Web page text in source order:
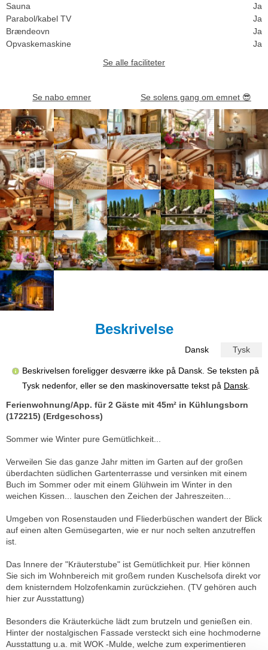
Sauna
Ja
Parabol/kabel TV
Ja
Brændeovn
Ja
Opvaskemaskine
Ja
Se alle faciliteter
Se nabo emner Se solens gang om emnet 😎
Beskrivelse
Dansk Tysk
Beskrivelsen foreligger desværre ikke på Dansk. Se teksten på
Tysk nedenfor, eller se den maskinoversatte tekst på Dansk
Ferienwohnung/App. für 2 Gäste mit 45m² in Kühlungsborn
(172215) (Erdgeschoss)
Sommer wie Winter pure Gemütlichkeit...
Verweilen Sie das ganze Jahr mitten im Garten auf der großen
überdachten südlichen Gartenterrasse und versinken mit einem
Buch im Sommer oder mit einem Glühwein im Winter in den
weichen Kissen... lauschen den Zeichen der Jahreszeiten...
Umgeben von Rosenstauden und Fliederbüschen wandert der Blick
auf einen alten Gemüsegarten, wie er nur noch selten anzutreffen
ist.
Das Innere der "Kräuterstube" ist Gemütlichkeit pur. Hier können
Sie sich im Wohnbereich mit großem runden Kuschelsofa direkt vor
dem knisterndem Holzofenkamin zurückziehen. (TV gehören auch
hier zur Ausstattung)
Besonders die Kräuterküche lädt zum brutzeln und genießen ein.
Hinter der nostalgischen Fassade versteckt sich eine hochmoderne
Ausstattung u.a. mit WOK -Mulde, welche zum experimentieren